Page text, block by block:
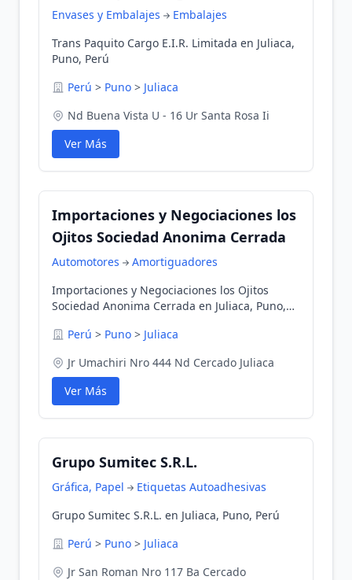
Envases y Embalajes
Embalajes
Trans Paquito Cargo E.I.R. Limitada en Juliaca,
Puno, Perú
Perú > Puno > Juliaca
Nd Buena Vista U - 16 Ur Santa Rosa Ii
Ver Más
Importaciones y Negociaciones los
Ojitos Sociedad Anonima Cerrada
Automotores
Amortiguadores
Importaciones y Negociaciones los Ojitos
Sociedad Anonima Cerrada en Juliaca, Puno,
Perú > Puno > Juliaca
Jr Umachiri Nro 444 Nd Cercado Juliaca
Ver Más
Grupo Sumitec S.R.L.
Gráfica, Papel
Etiquetas Autoadhesivas
Grupo Sumitec S.R.L. en Juliaca, Puno, Perú
Perú > Puno > Juliaca
Jr San Roman Nro 117 Ba Cercado